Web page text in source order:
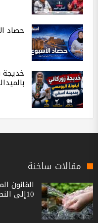
حصاد
خديجة
مقالات ساخنة
10إلى النص15-36